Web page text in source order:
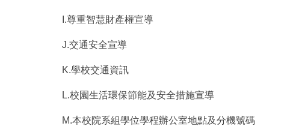
I.尊重智慧財產權宣導
J.交通安全宣導
K.學校交通資訊
L.校園生活環保節能及安全措施宣導
M.本校院系組學位學程辦公室地點及分機號碼